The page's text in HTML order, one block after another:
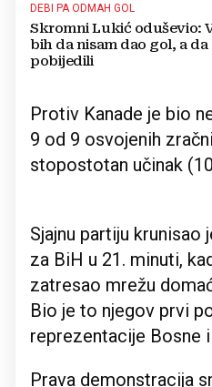
DEBI PA ODMAH GOL
Skromni Lukić oduševio:
bih da nisam dao gol, a da
pobijedili
Protiv Kanade je bio
9 od 9 osvojenih
stopostotan učinak
Sjajnu partiju
za BiH u 21. minuti,
zatresao mrežu
Bio je to njegov prvi
reprezentacije Bosne
Prava demonstracija